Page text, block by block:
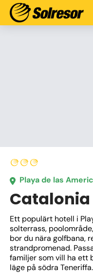
Playa de las
Catalonia
Ett populärt hotell i
solterrass,
bor du nära golfbana,
strandpromenad.
familjer som vill ha ett
läge på södra Teneriffa.